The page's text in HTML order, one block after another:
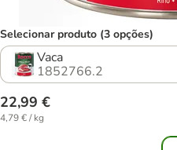
Selecionar produto (3 opções)
Vaca
1852766.2
22,99 €
4,79 € / kg